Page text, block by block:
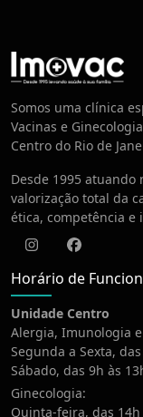
Centro de
Somos uma clínica
Vacinas e
Centro do Rio de
Desde 1995 atuando
valorização total da
ética, competência e
InstagramFacebook
Horário de
Unidade Centro
Alergia, Imunologia e
Segunda a Sexta,
Sábado, das 9h às
Ginecologia:
Quinta-feira, das 14h